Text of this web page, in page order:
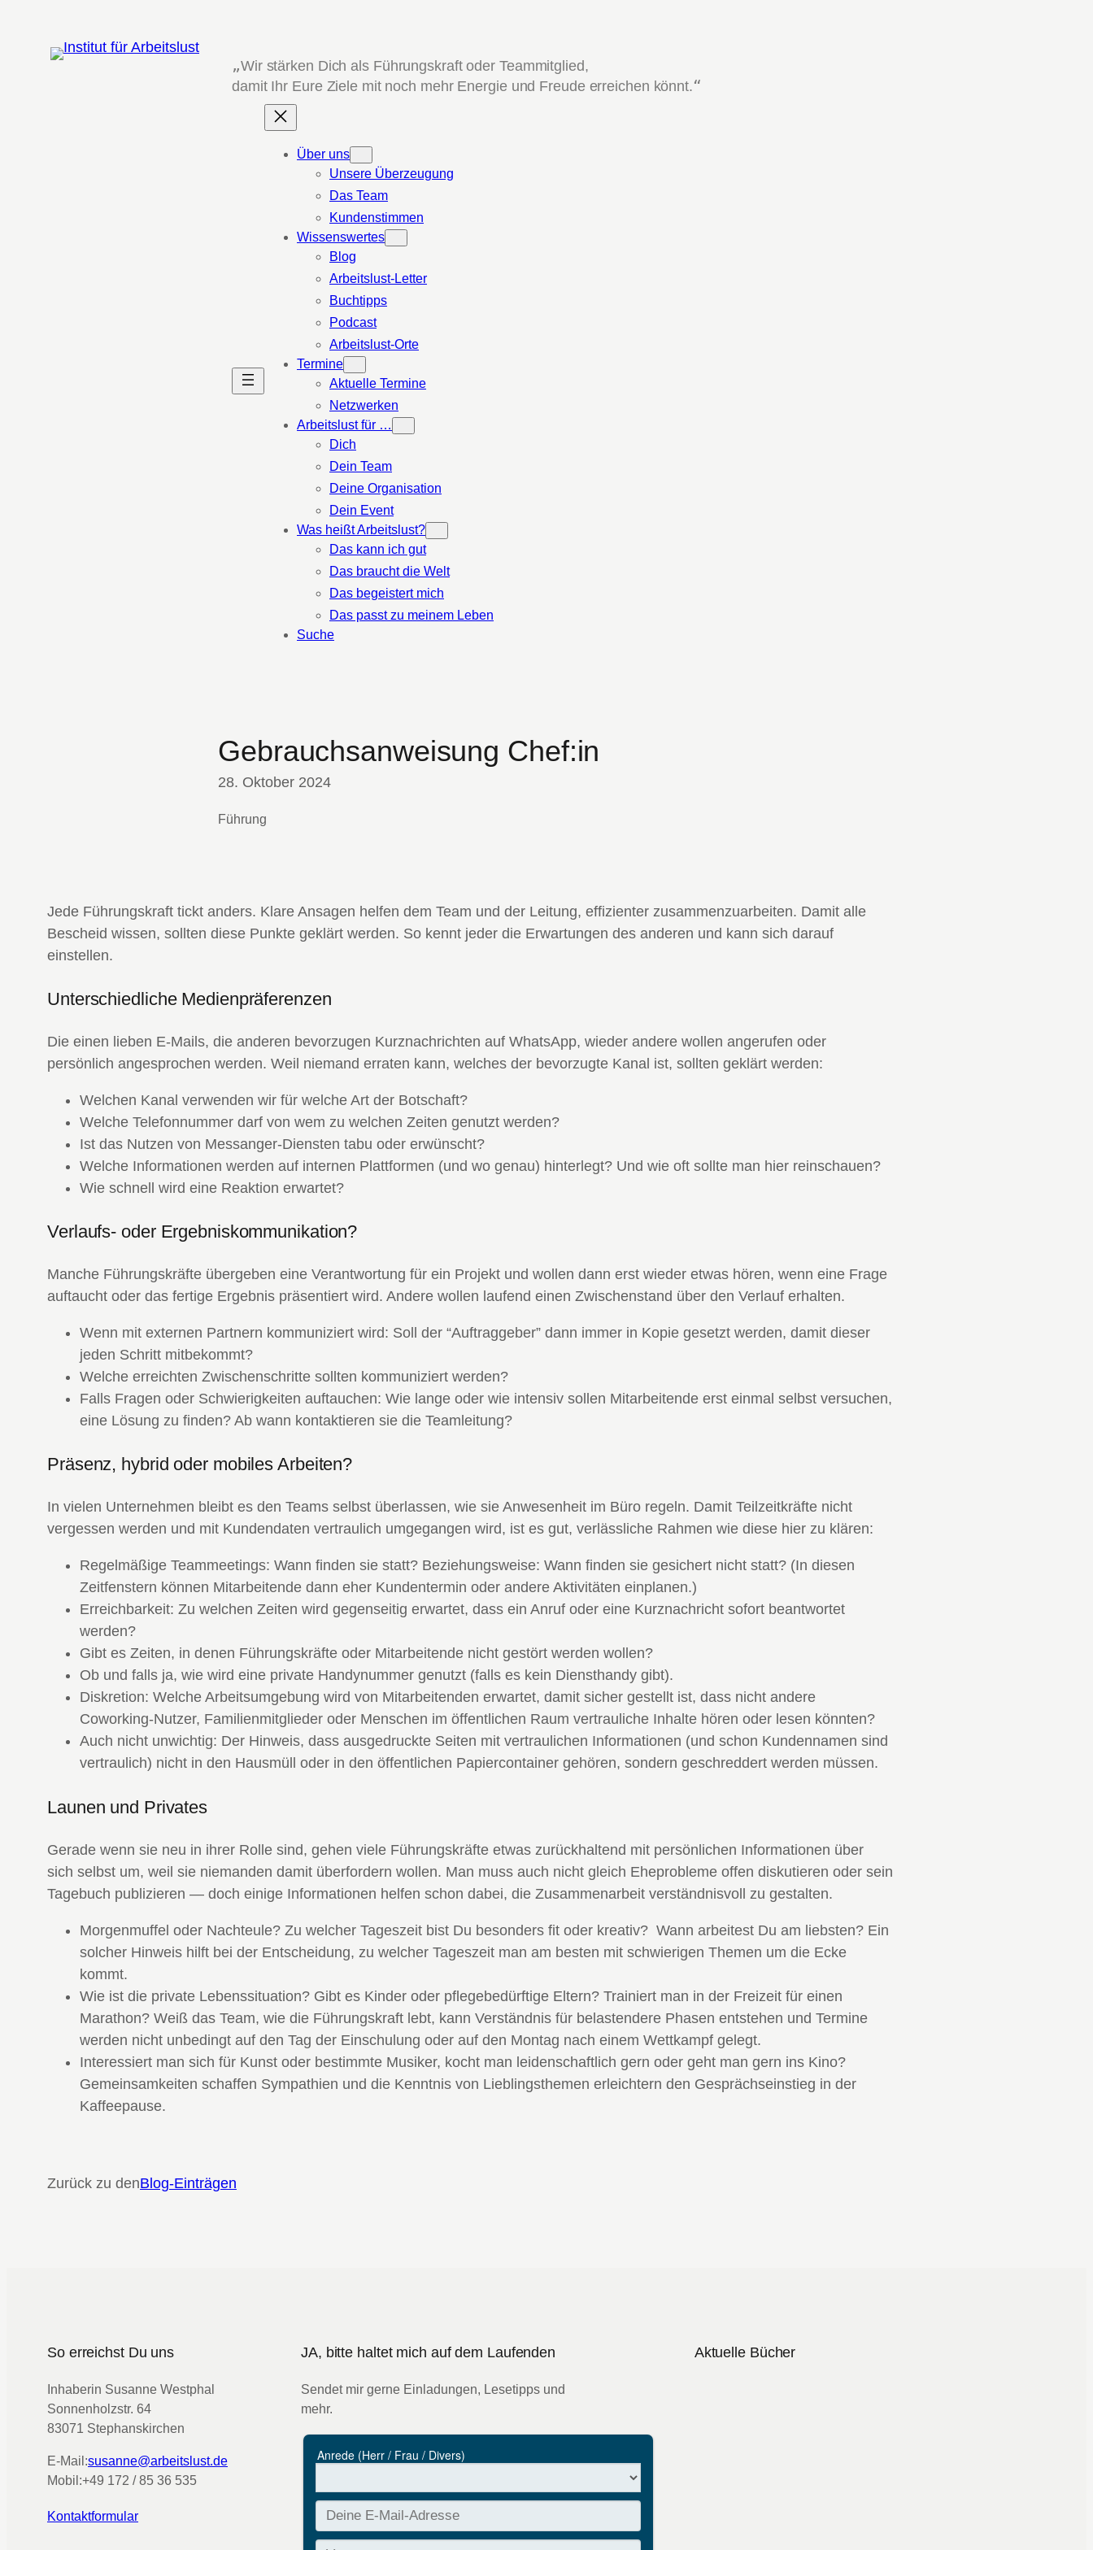
springen
„Wir stärken Dich als Führungskraft oder Teammitglied,
damit Ihr Eure Ziele mit noch mehr Energie und Freude erreichen könnt.“
Über uns
Unsere Überzeugung
Das Team
Kundenstimmen
Wissenswertes
Blog
Arbeitslust-Letter
Buchtipps
Podcast
Arbeitslust-Orte
Termine
Aktuelle Termine
Netzwerken
Arbeitslust für …
Dich
Dein Team
Deine Organisation
Dein Event
Was heißt Arbeitslust?
Das kann ich gut
Das braucht die Welt
Das begeistert mich
Das passt zu meinem Leben
Suche
Gebrauchsanweisung Chef:in
28. Oktober 2024
Führung
Jede Führungskraft tickt anders. Klare Ansagen helfen dem Team und der Leitung, effizienter zusammenzuarbeiten. Damit alle
Bescheid wissen, sollten diese Punkte geklärt werden. So kennt jeder die Erwartungen des anderen und kann sich darauf
einstellen.
Unterschiedliche Medienpräferenzen
Die einen lieben E-Mails, die anderen bevorzugen Kurznachrichten auf WhatsApp, wieder andere wollen angerufen oder
persönlich angesprochen werden. Weil niemand erraten kann, welches der bevorzugte Kanal ist, sollten geklärt werden:
Welchen Kanal verwenden wir für welche Art der Botschaft?
Welche Telefonnummer darf von wem zu welchen Zeiten genutzt werden?
Ist das Nutzen von Messanger-Diensten tabu oder erwünscht?
Welche Informationen werden auf internen Plattformen (und wo genau) hinterlegt? Und wie oft sollte man hier reinschauen?
Wie schnell wird eine Reaktion erwartet?
Verlaufs- oder Ergebniskommunikation?
Manche Führungskräfte übergeben eine Verantwortung für ein Projekt und wollen dann erst wieder etwas hören, wenn eine Frage
auftaucht oder das fertige Ergebnis präsentiert wird. Andere wollen laufend einen Zwischenstand über den Verlauf erhalten.
Wenn mit externen Partnern kommuniziert wird: Soll der “Auftraggeber” dann immer in Kopie gesetzt werden, damit dieser
jeden Schritt mitbekommt?
Welche erreichten Zwischenschritte sollten kommuniziert werden?
Falls Fragen oder Schwierigkeiten auftauchen: Wie lange oder wie intensiv sollen Mitarbeitende erst einmal selbst versuchen,
eine Lösung zu finden? Ab wann kontaktieren sie die Teamleitung?
Präsenz, hybrid oder mobiles Arbeiten?
In vielen Unternehmen bleibt es den Teams selbst überlassen, wie sie Anwesenheit im Büro regeln. Damit Teilzeitkräfte nicht
vergessen werden und mit Kundendaten vertraulich umgegangen wird, ist es gut, verlässliche Rahmen wie diese hier zu klären:
Regelmäßige Teammeetings: Wann finden sie statt? Beziehungsweise: Wann finden sie gesichert nicht statt? (In diesen
Zeitfenstern können Mitarbeitende dann eher Kundentermin oder andere Aktivitäten einplanen.)
Erreichbarkeit: Zu welchen Zeiten wird gegenseitig erwartet, dass ein Anruf oder eine Kurznachricht sofort beantwortet
werden?
Gibt es Zeiten, in denen Führungskräfte oder Mitarbeitende nicht gestört werden wollen?
Ob und falls ja, wie wird eine private Handynummer genutzt (falls es kein Diensthandy gibt).
Diskretion: Welche Arbeitsumgebung wird von Mitarbeitenden erwartet, damit sicher gestellt ist, dass nicht andere
Coworking-Nutzer, Familienmitglieder oder Menschen im öffentlichen Raum vertrauliche Inhalte hören oder lesen könnten?
Auch nicht unwichtig: Der Hinweis, dass ausgedruckte Seiten mit vertraulichen Informationen (und schon Kundennamen sind
vertraulich) nicht in den Hausmüll oder in den öffentlichen Papiercontainer gehören, sondern geschreddert werden müssen.
Launen und Privates
Gerade wenn sie neu in ihrer Rolle sind, gehen viele Führungskräfte etwas zurückhaltend mit persönlichen Informationen über
sich selbst um, weil sie niemanden damit überfordern wollen. Man muss auch nicht gleich Eheprobleme offen diskutieren oder sein
Tagebuch publizieren — doch einige Informationen helfen schon dabei, die Zusammenarbeit verständnisvoll zu gestalten.
Morgenmuffel oder Nachteule? Zu welcher Tageszeit bist Du besonders fit oder kreativ? Wann arbeitest Du am liebsten? Ein
solcher Hinweis hilft bei der Entscheidung, zu welcher Tageszeit man am besten mit schwierigen Themen um die Ecke
kommt.
Wie ist die private Lebenssituation? Gibt es Kinder oder pflegebedürftige Eltern? Trainiert man in der Freizeit für einen
Marathon? Weiß das Team, wie die Führungskraft lebt, kann Verständnis für belastendere Phasen entstehen und Termine
werden nicht unbedingt auf den Tag der Einschulung oder auf den Montag nach einem Wettkampf gelegt.
Interessiert man sich für Kunst oder bestimmte Musiker, kocht man leidenschaftlich gern oder geht man gern ins Kino?
Gemeinsamkeiten schaffen Sympathien und die Kenntnis von Lieblingsthemen erleichtern den Gesprächseinstieg in der
Kaffeepause.
Zurück zu denBlog-Einträgen
So erreichst Du uns
Inhaberin Susanne Westphal
Sonnenholzstr. 64
83071 Stephanskirchen
E-Mail:susanne@arbeitslust.de
Mobil:+49 172 / 85 36 535
Kontaktformular
JA, bitte haltet mich auf dem Laufenden
Sendet mir gerne Einladungen, Lesetipps und
mehr.
Aktuelle Bücher